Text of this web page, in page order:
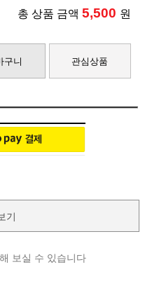
총 상품 금액 5,500 원
구니 관심상품
기
보실 수 있습니다